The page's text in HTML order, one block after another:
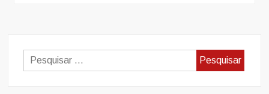
Pesquisar
por: